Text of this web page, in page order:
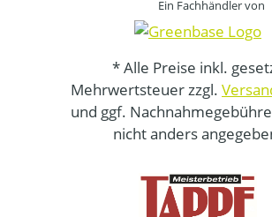
Ein Fachhändler von
* Alle Preise inkl.
Mehrwertsteuer zzgl.
und ggf.
nicht anders